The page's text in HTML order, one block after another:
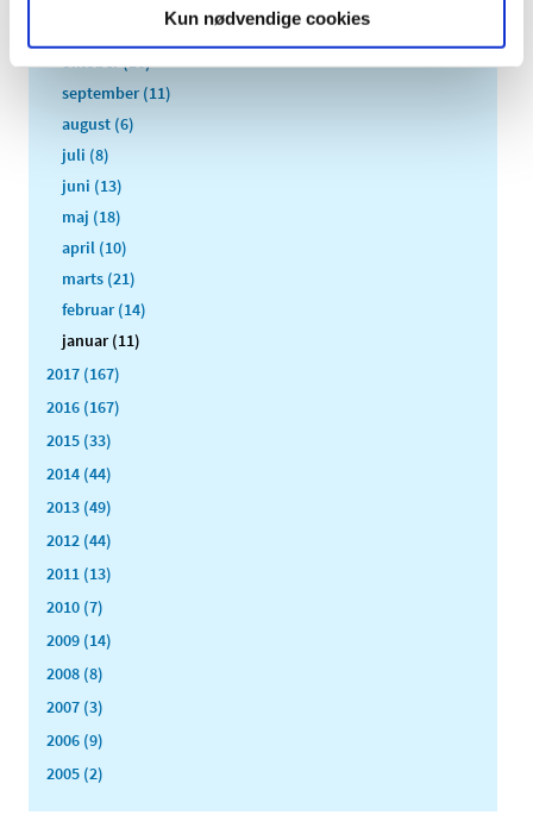
Kun nødvendige cookies
november (10)
oktober (16)
september (11)
august (6)
juli (8)
juni (13)
maj (18)
april (10)
marts (21)
februar (14)
januar (11)
2017 (167)
2016 (167)
2015 (33)
2014 (44)
2013 (49)
2012 (44)
2011 (13)
2010 (7)
2009 (14)
2008 (8)
2007 (3)
2006 (9)
2005 (2)